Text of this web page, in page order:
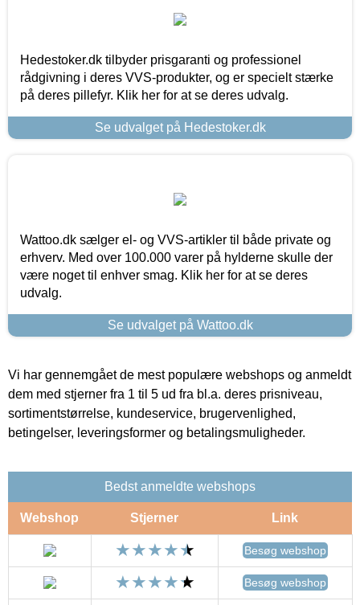
Hedestoker.dk tilbyder prisgaranti og professionel
rådgivning i deres VVS-produkter, og er specielt stærke
på deres pillefyr. Klik her for at se deres udvalg.
Se udvalget på Hedestoker.dk
Wattoo.dk sælger el- og VVS-artikler til både private og
erhverv. Med over 100.000 varer på hylderne skulle der
være noget til enhver smag. Klik her for at se deres
udvalg.
Se udvalget på Wattoo.dk
Vi har gennemgået de mest populære webshops og anmeldt
dem med stjerner fra 1 til 5 ud fra bl.a. deres prisniveau,
sortimentstørrelse, kundeservice, brugervenlighed,
betingelser, leveringsformer og betalingsmuligheder.
Bedst anmeldte webshops
Webshop Stjerner Link
Besøg webshop
Besøg webshop